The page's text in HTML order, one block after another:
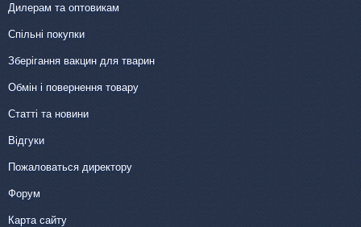
Дилерам та оптовикам
Спільні покупки
Зберігання вакцин для тварин
Обмін і повернення товару
Статті та новини
Відгуки
Пожаловаться директору
Форум
Карта сайту